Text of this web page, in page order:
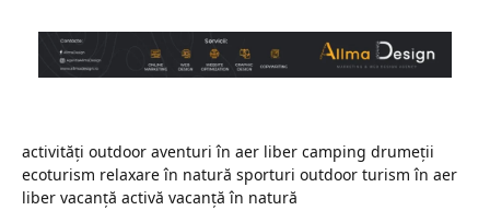
activități outdoor aventuri în aer liber camping drumeții
ecoturism relaxare în natură sporturi outdoor turism în aer
liber vacanță activă vacanță în natură